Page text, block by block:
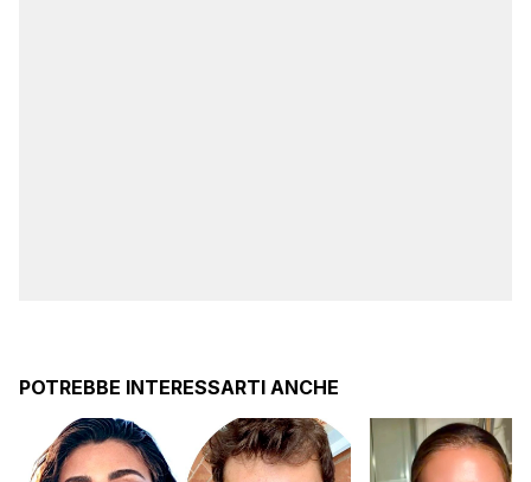
POTREBBE INTERESSARTI ANCHE